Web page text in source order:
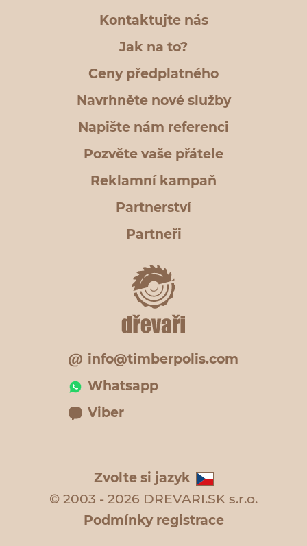
Kontaktujte nás
Jak na to?
Ceny předplatného
Navrhněte nové služby
Napište nám referenci
Pozvěte vaše přátele
Reklamní kampaň
Partnerství
Partneři
info@timberpolis.com
Whatsapp
Viber
Zvolte si jazyk
© 2003 - 2026 DREVARI.SK s.r.o.
Podmínky registrace